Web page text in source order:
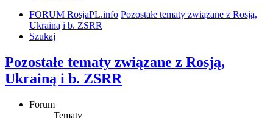
FORUM RosjaPL.info Pozostałe tematy związane z Rosją,
Ukrainą i b. ZSRR
Szukaj
Pozostałe tematy związane z Rosją,
Ukrainą i b. ZSRR
Forum
Tematy